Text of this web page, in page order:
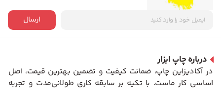
ارسال
درباره چاپ ابزار
در آکادیزاین چاپ، ضمانت کیفیت و تضمین بهترین قیمت، اصل
اساسی کار ماست. با تکیه بر سابقه کاری طولانی‌مدت و تجربه